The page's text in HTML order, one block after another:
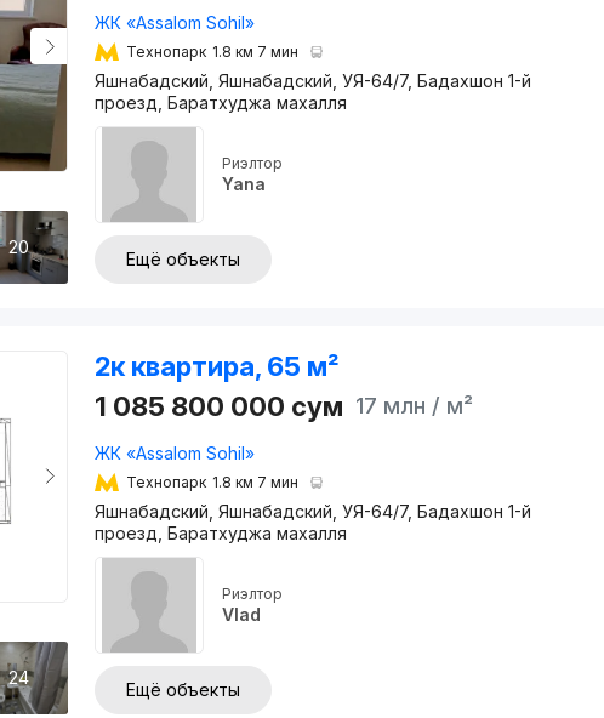
20
ЖК «Assalom Sohil»
Технопарк 1.8 км 7 мин
Яшнабадский, Яшнабадский, УЯ-64/7, Бадахшон 1-й
проезд, Баратхуджа махалля
Риэлтор
Yana
Ещё объекты
24
2к квартира, 65 м²
1 085 800 000 сум 17 млн / м²
ЖК «Assalom Sohil»
Технопарк 1.8 км 7 мин
Яшнабадский, Яшнабадский, УЯ-64/7, Бадахшон 1-й
проезд, Баратхуджа махалля
Риэлтор
Vlad
Ещё объекты